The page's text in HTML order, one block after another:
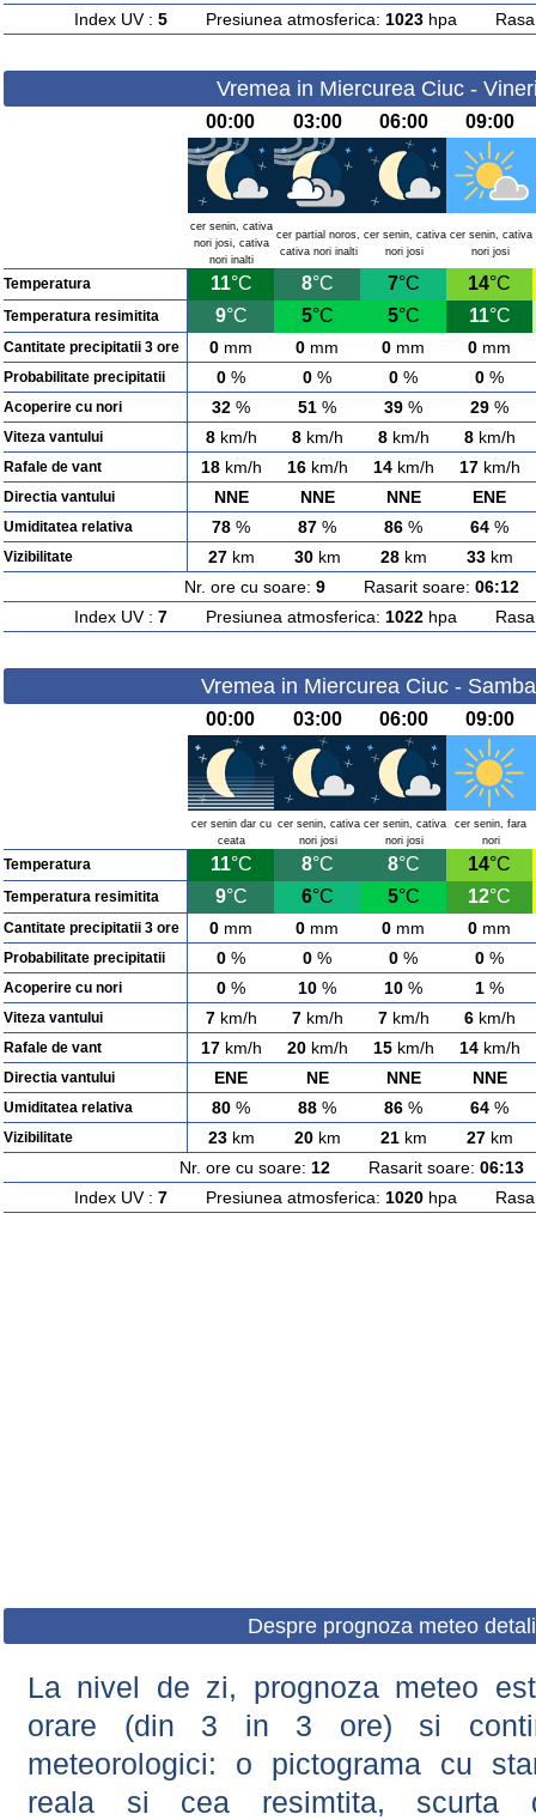
Index UV : 5Presiunea atmosferica: 1023hpa
Vremea in Miercurea Ciuc -
00:00 03:00 06:00 09:00
cer senin, cativa
nori josi, cativa
nori inalti
cer partial noros,
cativa nori inalti
cer senin, cativa
nori josi
cer senin, cativa
nori josi
Temperatura 11°C 8°C 7°C 14°C
Temperatura resimitita 9°C 5°C 5°C 11°C
Cantitate precipitatii 3 ore 0 mm 0 mm 0 mm 0 mm
Probabilitate precipitatii 0 % 0 % 0 % 0 %
Acoperire cu nori 32 % 51 % 39 % 29 %
Viteza vantului 8km/h 8km/h 8km/h 8km/h
Rafale de vant 18km/h 16km/h 14km/h 17km/h
Directia vantului NNE NNE NNE ENE
Umiditatea relativa 78 % 87 % 86 % 64 %
Vizibilitate 27km 30km 28km 33km
Nr. ore cu soare: 9Rasarit soare: 06:12
Index UV : 7 Presiunea atmosferica: 1022 hpa
Vremea in Miercurea Ciuc -
00:00 03:00 06:00 09:00
cer senin dar cu
ceata
cer senin, cativa
nori josi
cer senin, cativa
nori josi
cer senin, fara
nori
Temperatura 11°C 8°C 8°C 14°C
Temperatura resimitita 9°C 6°C 5°C 12°C
Cantitate precipitatii 3 ore 0 mm 0 mm 0 mm 0 mm
Probabilitate precipitatii 0 % 0 % 0 % 0 %
Acoperire cu nori 0 % 10 % 10 % 1 %
Viteza vantului 7km/h 7km/h 7km/h 6km/h
Rafale de vant 17km/h 20km/h 15km/h 14km/h
Directia vantului ENE NE NNE NNE
Umiditatea relativa 80 % 88 % 86 % 64 %
Vizibilitate 23km 20km 21km 27km
Nr. ore cu soare: 12Rasarit soare: 06:13
Index UV : 7Presiunea atmosferica: 1020hpa
Despre prognoza meteo
La nivel de zi, prognoza meteo
orare (din 3 in 3 ore) si
meteorologici: o pictograma cu
reala si cea resimtita, scurta